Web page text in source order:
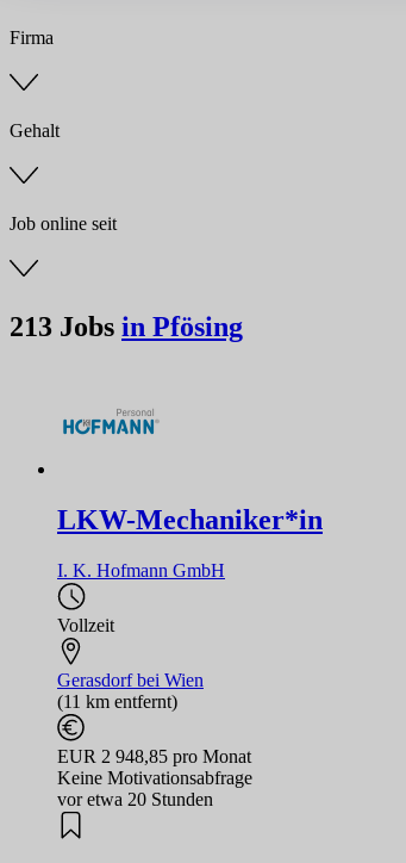
Firma
Gehalt
Job online seit
213 Jobs in Pfösing
LKW-Mechaniker*in
I. K. Hofmann GmbH
Vollzeit
Gerasdorf bei Wien
(11 km entfernt)
EUR 2 948,85 pro Monat
Keine Motivationsabfrage
vor etwa 20 Stunden